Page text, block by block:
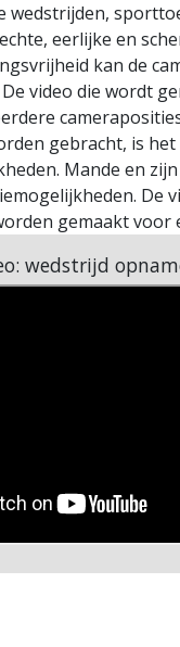
eerlijke en
kan de
video die wordt
gebracht, is
Mande en
De
gemaakt voor
wedstrijd